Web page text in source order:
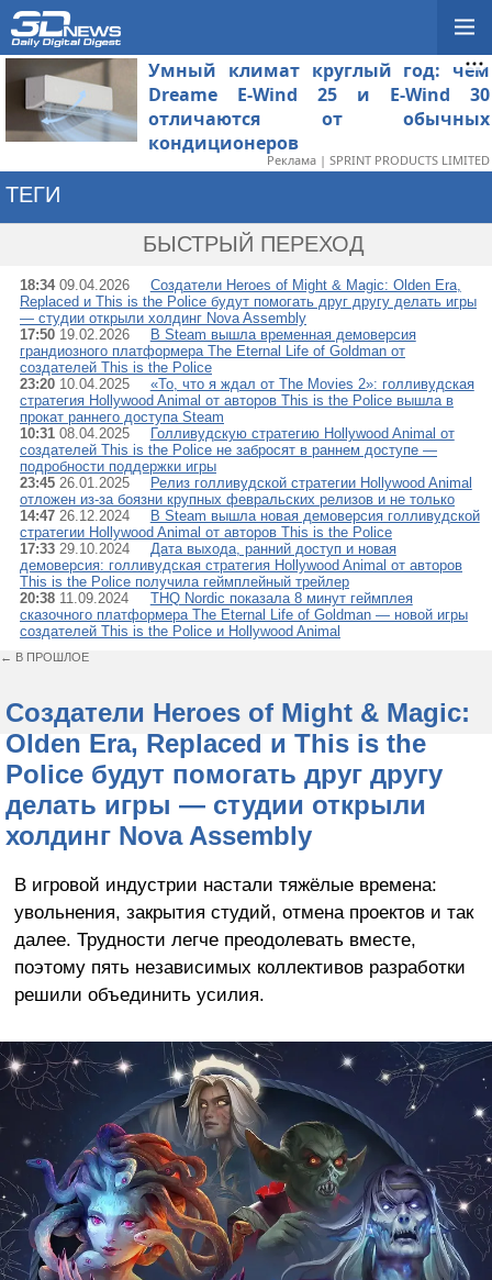
Умный климат круглый год: чем
Dreame E-Wind 25 и E-Wind 30
отличаются от обычных
кондиционеров
Реклама | SPRINT PRODUCTS LIMITED
ТЕГИ
БЫСТРЫЙ ПЕРЕХОД
18:3409.04.2026
Создатели Heroes of Might & Magic: Olden Era,
Replaced и This is the Police будут помогать друг другу делать игры
— студии открыли холдинг Nova Assembly
17:50 19.02.2026
В Steam вышла временная демоверсия
грандиозного платформера The Eternal Life of Goldman от
создателей This is the Police
23:20 10.04.2025
«То, что я ждал от The Movies 2»: голливудская
стратегия Hollywood Animal от авторов This is the Police вышла в
прокат раннего доступа Steam
10:31 08.04.2025
Голливудскую стратегию Hollywood Animal от
создателей This is the Police не забросят в раннем доступе —
подробности поддержки игры
23:45 26.01.2025
Релиз голливудской стратегии Hollywood Animal
отложен из-за боязни крупных февральских релизов и не только
14:47 26.12.2024
В Steam вышла новая демоверсия голливудской
стратегии Hollywood Animal от авторов This is the Police
17:33 29.10.2024
Дата выхода, ранний доступ и новая
демоверсия: голливудская стратегия Hollywood Animal от авторов
This is the Police получила геймплейный трейлер
20:38 11.09.2024
THQ Nordic показала 8 минут геймплея
сказочного платформера The Eternal Life of Goldman — новой игры
создателей This is the Police и Hollywood Animal
← В ПРОШЛОЕ
Создатели Heroes of Might & Magic:
Olden Era, Replaced и This is the
Police будут помогать друг другу
делать игры — студии открыли
холдинг Nova Assembly
В игровой индустрии настали тяжёлые времена:
увольнения, закрытия студий, отмена проектов и так
далее. Трудности легче преодолевать вместе,
поэтому пять независимых коллективов разработки
решили объединить усилия.